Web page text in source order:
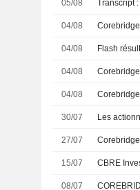
05/08 Transcript
04/08
04/08
04/08
04/08
30/07 Les
27/07
15/07
08/07